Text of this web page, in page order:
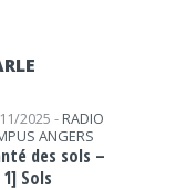
2025 - RADIO
ANGERS
des sols –
1] Sols